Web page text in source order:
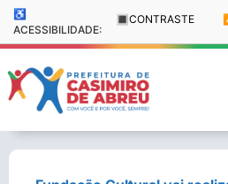
♿
ACESSIBILIDADE:
🔳 CONTRASTE